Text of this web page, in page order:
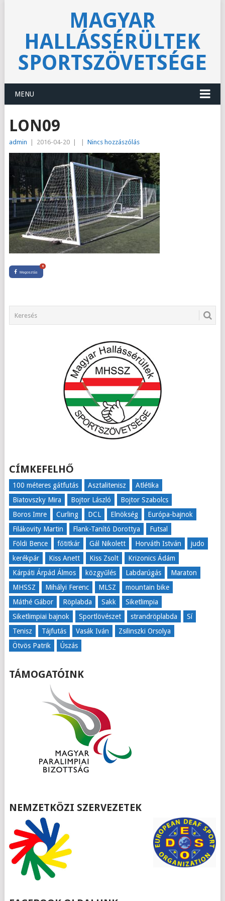
MAGYAR
HALLÁSSÉRÜLTEK
SPORTSZÖVETSÉGE
MENU
LON09
admin 2016-04-20 Nincs hozzászólás
Megosztás
0
CÍMKEFELHŐ
100 méteres gátfutás Asztalitenisz
Atlétika
Biatovszky Mira
Bojtor László
Bojtor Szabolcs
Boros Imre
Curling DCL Elnökség
Európa-bajnok
Filákovity Martin
Flank-Tanító Dorottya
Futsal
Földi Bence
főtitkár Gál Nikolett Horváth István
judo
kerékpár
Kiss Anett Kiss Zsolt
Krizonics Ádám
Kárpáti Árpád Álmos
közgyűlés Labdarúgás
Maraton
MHSSZ
Mihályi Ferenc MLSZ
mountain bike
Máthé Gábor
Röplabda Sakk
Siketlimpia
Siketlimpiai bajnok
Sportlövészet strandröplabda
Sí
Tenisz
Tájfutás Vasák Iván
Zsilinszki Orsolya
Ötvös Patrik
Úszás
TÁMOGATÓINK
NEMZETKÖZI SZERVEZETEK